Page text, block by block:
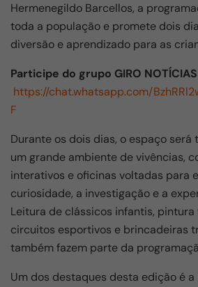
Hermenegildo Barcellos, a
toda a população e promete dois
diversão e aprendizado para as
Participe do grupo GIRO NOTÍCIAS
https://chat.whatsapp.com/
F
Durante os dois dias, o espaço será
um grande ambiente de vivências,
interativos e oficinas voltadas para
curiosidade, a investigação e a
Leitura de clássicos infantis, pintura
circuitos esportivos e brincadeiras
também fazem parte da
Um dos destaques desta edição é a